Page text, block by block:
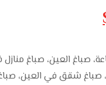
في العين 24 ساعة، صباغ العين، صباغ
صباغ شقق في العين،